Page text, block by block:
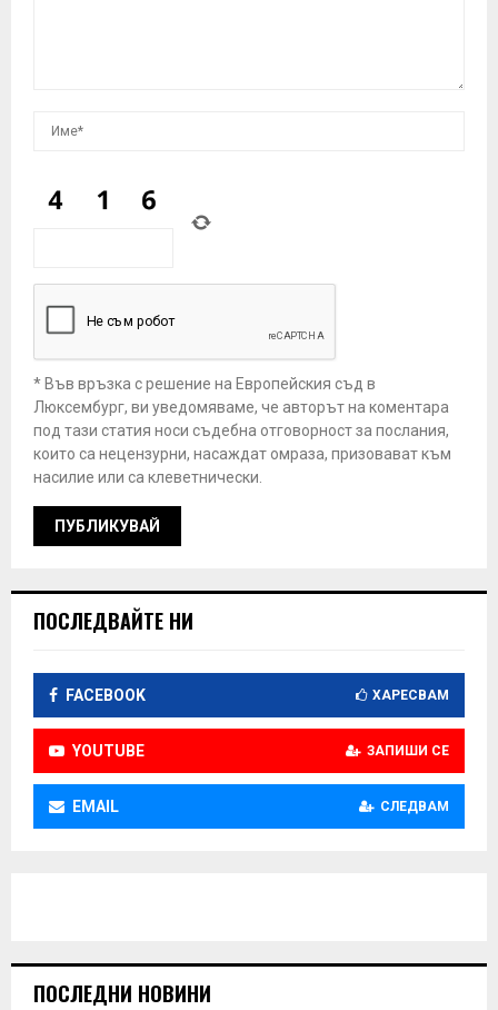
* Във връзка с решение на Европейския съд в
Люксембург, ви уведомяваме, че авторът на коментара
под тази статия носи съдебна отговорност за послания,
които са нецензурни, насаждат омраза, призовават към
насилие или са клеветнически.
ПОСЛЕДВАЙТЕ НИ
FACEBOOK ХАРЕСВАМ
YOUTUBE ЗАПИШИ СЕ
EMAIL СЛЕДВАМ
ПОСЛЕДНИ НОВИНИ